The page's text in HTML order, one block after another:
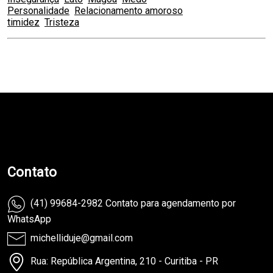
Personalidade Relacionamento amoroso
timidez Tristeza
Contato
(41) 99684-2982 Contato para agendamento por
WhatsApp
michelliduje@gmail.com
Rua: República Argentina, 210 - Curitiba - PR